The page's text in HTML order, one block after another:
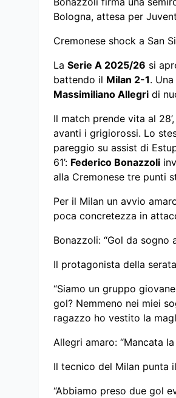
Bologna, attesa per
Cremonese shock a San
La Serie A 2025/26 si
battendo il Milan 2-1.
Massimiliano Allegri di
Il match prende vita al
avanti i grigiorossi. Lo
pareggio su assist di
61’: Federico Bonazzoli
alla Cremonese tre punti
Per il Milan un avvio
poca concretezza in
Bonazzoli: “Gol da sogno
Il protagonista della
“Siamo un gruppo
gol? Nemmeno nei miei
ragazzo ho vestito la
Allegri amaro: “Mancata
Il tecnico del Milan punta
“Abbiamo preso due gol